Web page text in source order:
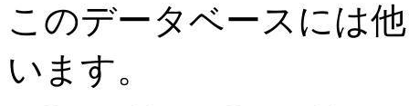
このデータベースには
います。